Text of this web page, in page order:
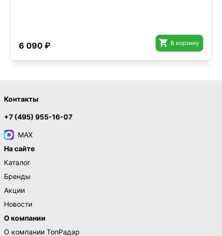
6 090 ₽  В корзину
Контакты
+7 (495) 955-16-07
MAX
На сайте
Каталог
Бренды
Акции
Новости
О компании
О компании ТопРадар